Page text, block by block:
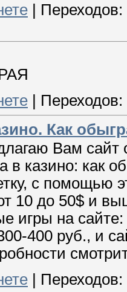
| Переходов:
Переходов:
Как
Вам
в казино: как
с помощью
10 до 50$ и
игры на
400 руб., и
Переходов: